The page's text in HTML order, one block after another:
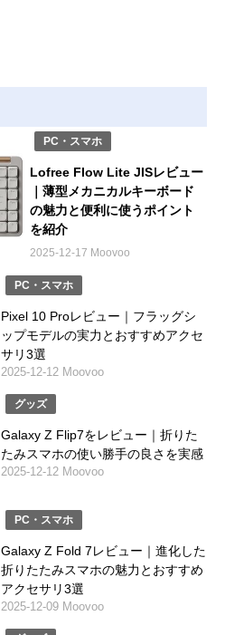
PC・スマホ
Lofree Flow Lite JISレビュー
｜薄型メカニカルキーボード
の魅力と便利に使うポイント
を紹介
2025-12-17 Moovoo
PC・スマホ
Pixel 10 Proレビュー｜フラッグシ
ップモデルの実力とおすすめアクセ
サリ3選
2025-12-12 Moovoo
グッズ
Galaxy Z Flip7をレビュー｜折りた
たみスマホの使い勝手の良さを実感
2025-12-12 Moovoo
PC・スマホ
Galaxy Z Fold 7レビュー｜進化した
折りたたみスマホの魅力とおすすめ
アクセサリ3選
2025-12-09 Moovoo